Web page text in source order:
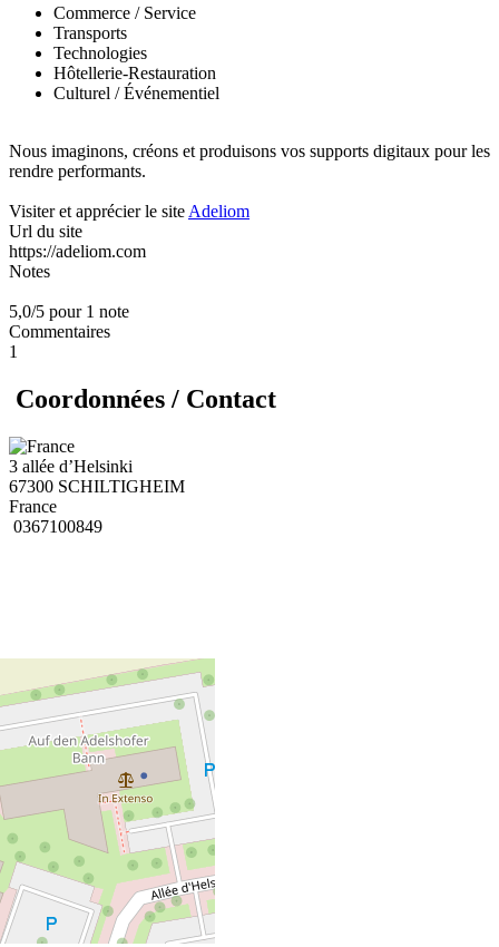
Commerce / Service
Transports
Technologies
Hôtellerie-Restauration
Culturel / Événementiel
Nous imaginons, créons et produisons vos supports digitaux pour les
rendre performants.
Visiter et apprécier le site Adeliom
Url du site
https://adeliom.com
Notes
5,0/5 pour 1 note
Commentaires
1
Coordonnées / Contact
3 allée d’Helsinki
67300 SCHILTIGHEIM
France
0367100849